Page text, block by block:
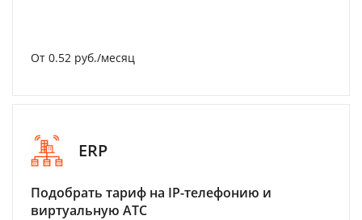
От 0.52 руб./месяц
ERP
Подобрать тариф на IP-телефонию и
виртуальную АТС